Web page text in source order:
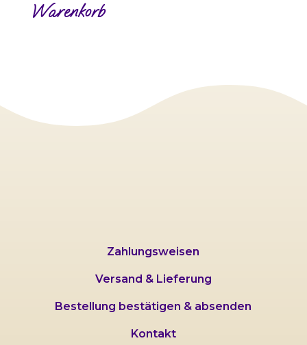
Warenkorb
Zahlungsweisen
Versand & Lieferung
Bestellung bestätigen & absenden
Kontakt